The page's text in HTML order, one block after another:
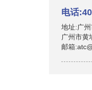
电话
地址:广
广州市黄
邮箱